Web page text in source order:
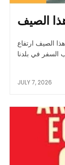
الصيف
يشعر الكنديون الذين يسافرون إلى الطريق هذا الصيف ارتفاع
JULY 7, 2026